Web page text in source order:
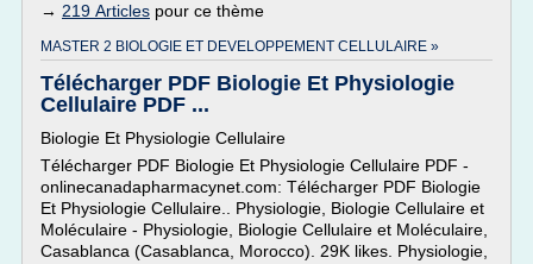
→ 219 Articles pour ce thème
MASTER 2 BIOLOGIE ET DEVELOPPEMENT CELLULAIRE »
Télécharger PDF Biologie Et Physiologie
Cellulaire PDF ...
Biologie Et Physiologie Cellulaire
Télécharger PDF Biologie Et Physiologie Cellulaire PDF -
onlinecanadapharmacynet.com: Télécharger PDF Biologie
Et Physiologie Cellulaire.. Physiologie, Biologie Cellulaire et
Moléculaire - Physiologie, Biologie Cellulaire et Moléculaire,
Casablanca (Casablanca, Morocco). 29K likes. Physiologie,